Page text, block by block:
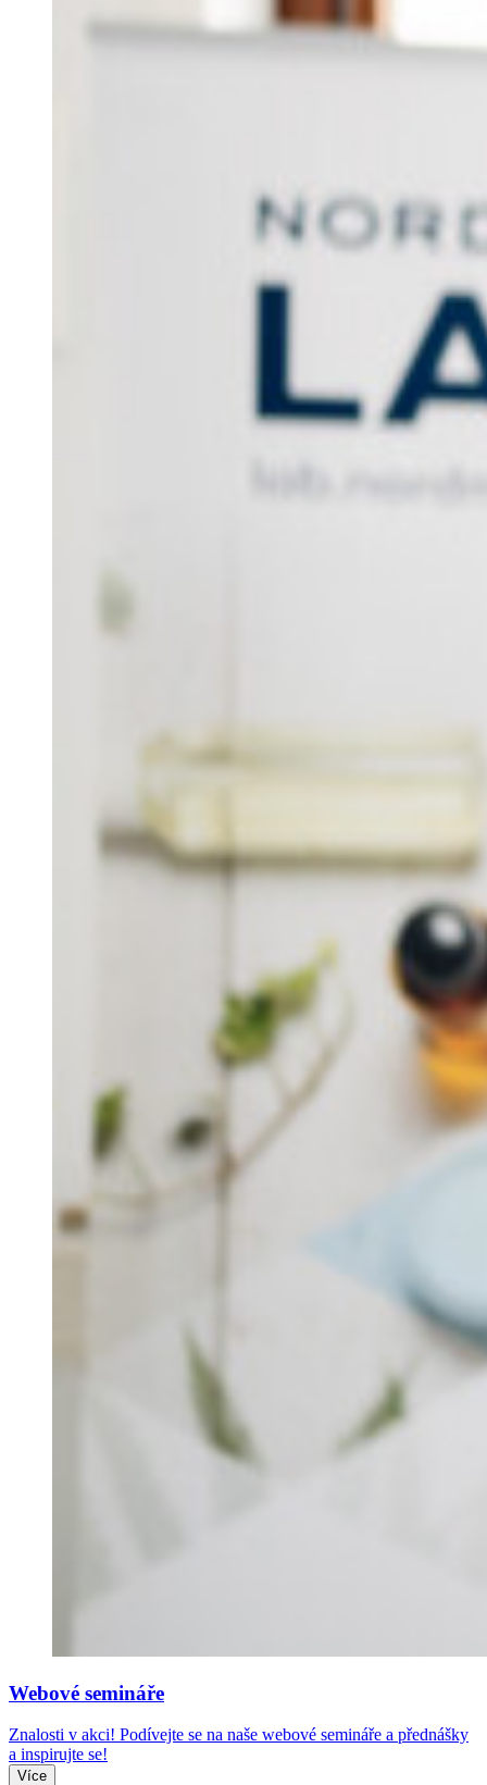
Webové semináře
Znalosti v akci! Podívejte se na naše webové semináře a přednášky
a inspirujte se!
Více